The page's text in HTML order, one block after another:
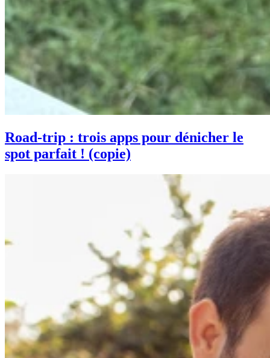
Road-trip : trois apps pour dénicher le
spot parfait ! (copie)